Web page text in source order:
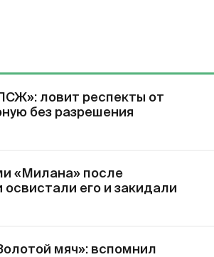
ловит респекты от
без разрешения
«Милана» после
его и закидали
мяч»: вспомнил